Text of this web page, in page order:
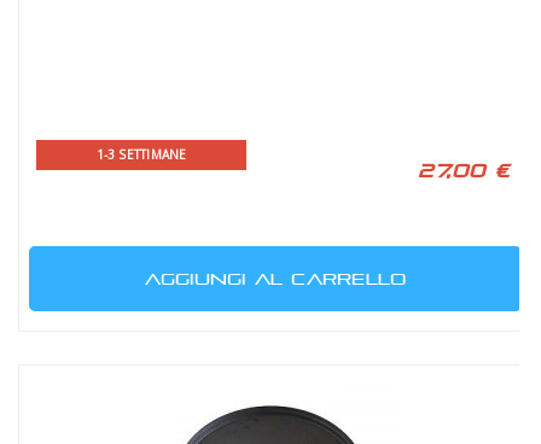
1-3 SETTIMANE
27,00 €
AGGIUNGI AL CARRELLO